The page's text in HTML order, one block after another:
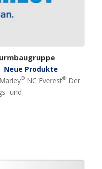
Neue Produkte
®NC Everest® Der
und